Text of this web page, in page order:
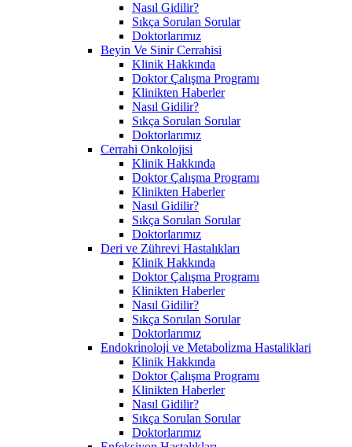
Nasıl Gidilir?
Sıkça Sorulan Sorular
Doktorlarımız
Beyin Ve Sinir Cerrahisi
Klinik Hakkında
Doktor Çalışma Programı
Klinikten Haberler
Nasıl Gidilir?
Sıkça Sorulan Sorular
Doktorlarımız
Cerrahi Onkolojisi
Klinik Hakkında
Doktor Çalışma Programı
Klinikten Haberler
Nasıl Gidilir?
Sıkça Sorulan Sorular
Doktorlarımız
Deri ve Zührevi Hastalıkları
Klinik Hakkında
Doktor Çalışma Programı
Klinikten Haberler
Nasıl Gidilir?
Sıkça Sorulan Sorular
Doktorlarımız
Endokri̇noloji̇ ve Metaboli̇zma Hastaliklari
Klinik Hakkında
Doktor Çalışma Programı
Klinikten Haberler
Nasıl Gidilir?
Sıkça Sorulan Sorular
Doktorlarımız